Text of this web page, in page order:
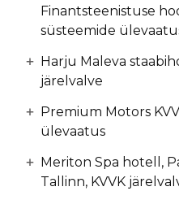
Finantsteenistuse
süsteemide
Harju Maleva
järelvalve
Premium Motors
ülevaatus
Meriton Spa hotell,
Tallinn, KVVK